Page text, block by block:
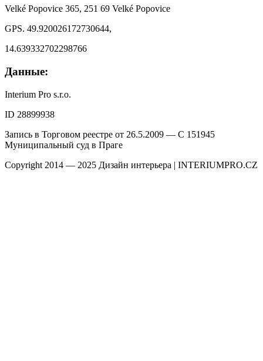
Velké Popovice 365, 251 69 Velké Popovice
GPS. 49.920026172730644,
14.639332702298766
Данные:
Interium Pro s.r.o.
ID 28899938
Запись в Торговом реестре от 26.5.2009 — C 151945
Муниципальный суд в Праге
Copyright 2014 — 2025 Дизайн интерьера | INTERIUMPRO.CZ